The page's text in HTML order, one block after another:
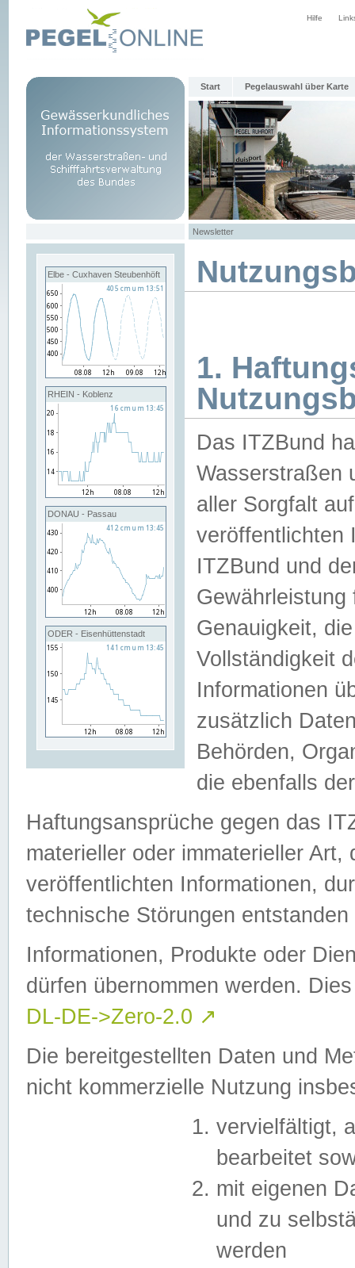
Hilfe
Start Pegelauswahl über Karte
Newsletter
Elbe - Cuxhaven Steubenhöft
RHEIN - Koblenz
DONAU - Passau
ODER - Eisenhüttenstadt
1.
Das ITZBund
Wasserstraßen
aller Sorgfalt
veröffentlichten
ITZBund und
Genauigkeit,
Vollständigkeit
Informationen
zusätzlich
Behörden,
die ebenfalls
Haftungsansprüche gegen das
materieller oder immaterieller
veröffentlichten Informationen,
technische Störungen
Informationen, Produkte oder
dürfen übernommen werden.
DL-DE->Zero-2.0 ↗
Die bereitgestellten Daten und
nicht kommerzielle Nutzung
vervielfältigt,
bearbeitet
mit eigenen
und zu
werden